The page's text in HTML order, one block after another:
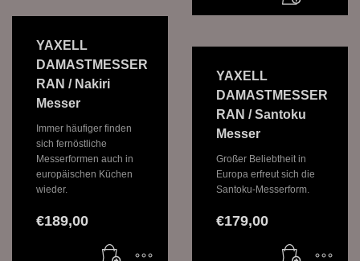
YAXELL
DAMASTMESSER
RAN / Nakiri
Messer
Immer häufiger finden
sich fernöstliche
Messerformen auch in
europäischen Küchen
wieder.
€189,00
YAXELL
DAMASTMESSER
RAN / Santoku
Messer
Großer Beliebtheit in
Europa erfreut sich die
Santoku-Messerform.
€179,00